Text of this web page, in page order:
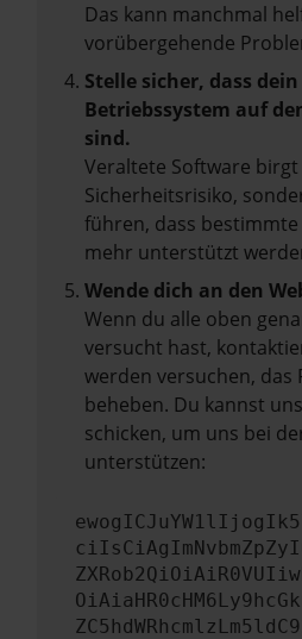
Das kann manchmal
vorübergehende
Stelle sicher, dass
Betriebssystem auf
sind.
Veraltete Software
Sicherheitsrisiko,
führen, dass
mehr unterstützt
Wende dich an den
Wenn du alle oben
versucht hast,
werden versuchen, das
beheben. Du kannst
schicken, um uns bei
unterstützen: